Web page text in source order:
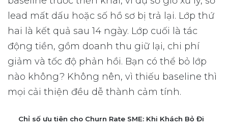
lead mất dấu hoặc số hồ sơ bị trả lại. Lớp thứ
hai là kết quả sau 14 ngày. Lớp cuối là tác
động tiền, gồm doanh thu giữ lại, chi phí
giảm và tốc độ phản hồi. Bạn có thể bỏ lớp
nào không? Không nên, vì thiếu baseline thì
mọi cải thiện đều dễ thành cảm tính.
Chỉ số ưu tiên cho Churn Rate SME: Khi Khách Bỏ Đi